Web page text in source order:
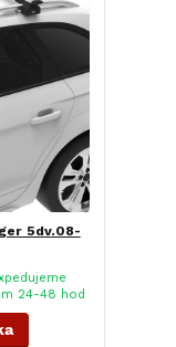
5dv.08-
24-48 hod